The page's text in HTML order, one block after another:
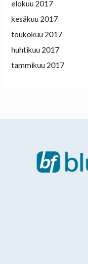
elokuu 2017
kesäkuu 2017
toukokuu 2017
huhtikuu 2017
tammikuu 2017